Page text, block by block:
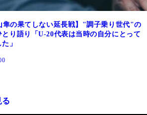
隼の果てしない延長戦】"調子乗り世代"の
とり語り「U-20代表は当時の自分にとって
」